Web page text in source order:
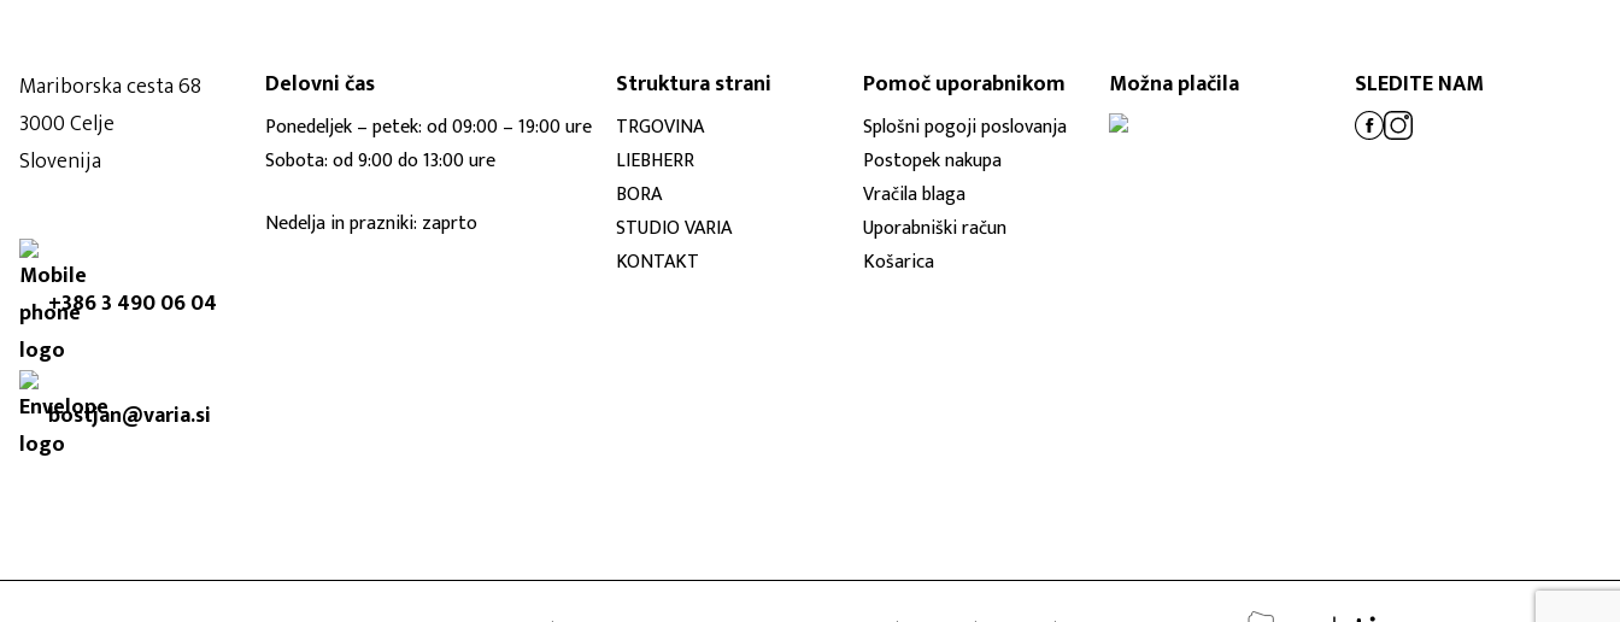
Mariborska cesta 68
3000 Celje
Slovenija
+386 3 490 06 04
bostjan@varia.si
Delovni čas
Ponedeljek – petek: od 09:00 – 19:00 ure
Sobota: od 9:00 do 13:00 ure
Nedelja in prazniki: zaprto
Struktura strani
TRGOVINA
LIEBHERR
BORA
STUDIO VARIA
KONTAKT
Pomoč uporabnikom
Splošni pogoji poslovanja
Postopek nakupa
Vračila blaga
Uporabniški račun
Košarica
Možna plačila SLEDITE NAM